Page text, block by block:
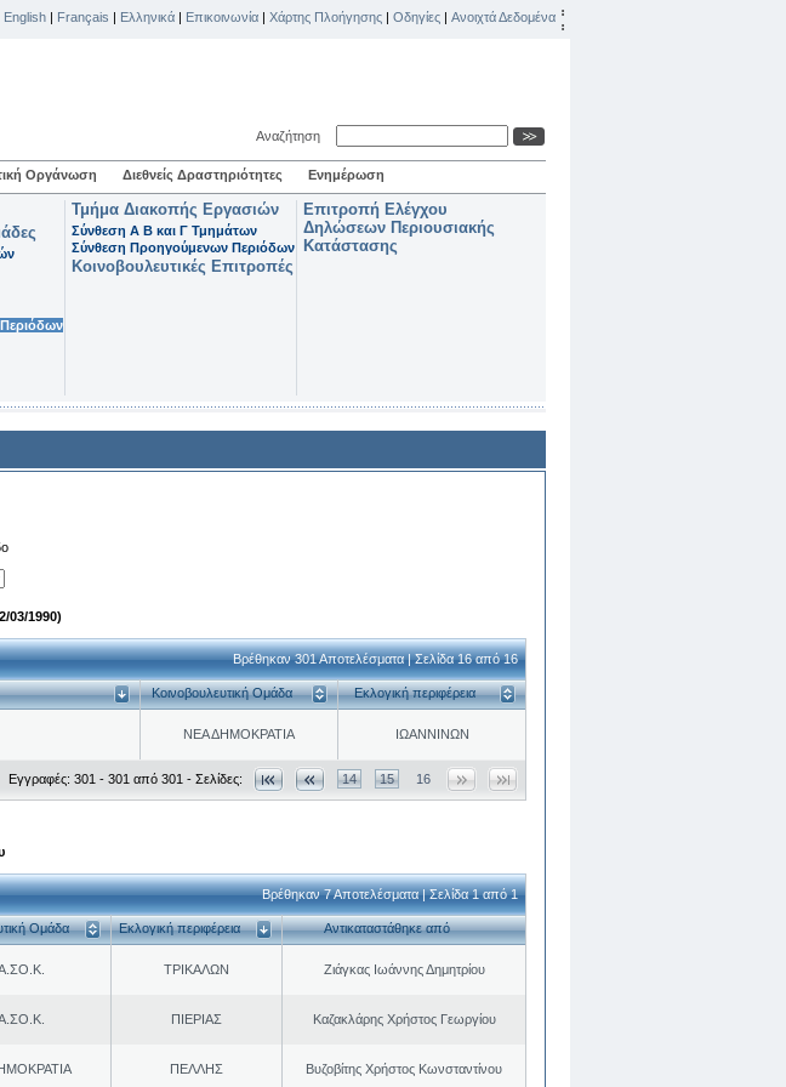
English | Français | Ελληνικά | Επικοινωνία | Χάρτης Πλοήγησης | Οδηγίες | Ανοιχτά Δεδομένα
Αναζήτηση
Οργάνωση Διεθνείς Δραστηριότητες Ενημέρωση
Τμήμα Διακοπής Εργασιών
Σύνθεση Α Β και Γ Τμημάτων
Σύνθεση Προηγούμενων Περιόδων
Κοινοβουλευτικές Επιτροπές
Επιτροπή Ελέγχου
Δηλώσεων Περιουσιακής
Κατάστασης
03/1990)
Βρέθηκαν 301 Αποτελέσματα | Σελίδα 16 από 16
Κοινοβουλευτική Ομάδα Εκλογική περιφέρεια
ΝΕΑ ΔΗΜΟΚΡΑΤΙΑ ΙΩΑΝΝΙΝΩΝ
Εγγραφές: 301 - 301 από 301 - Σελίδες: 14 15 16
Βρέθηκαν 7 Αποτελέσματα | Σελίδα 1 από 1
Ομάδα Εκλογική περιφέρεια Αντικαταστάθηκε από
ΤΡΙΚΑΛΩΝ Ζιάγκας Ιωάννης Δημητρίου
ΠΙΕΡΙΑΣ Καζακλάρης Χρήστος Γεωργίου
ΠΕΛΛΗΣ Βυζοβίτης Χρήστος Κωνσταντίνου